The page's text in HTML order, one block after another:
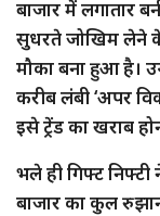
बाजार में लगातार
सुधरते जोखिम लेने के
मौका बना हुआ है।
करीब लंबी ‘अपर
इसे ट्रेंड का खराब
भले ही गिफ्ट
बाजार का कुल